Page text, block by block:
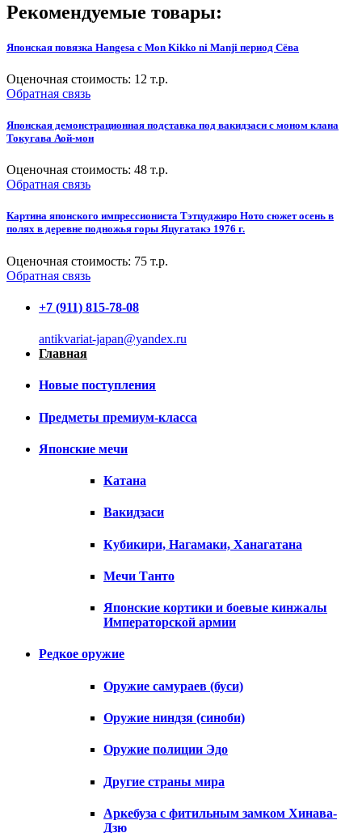
Рекомендуемые товары:
Японская повязка Hangesa с Mon Kikko ni Manji период Сёва
Оценочная стоимость: 12 т.р.
Обратная связь
Японская демонстрационная подставка под вакидзаси с моном клана
Токугава Аой-мон
Оценочная стоимость: 48 т.р.
Обратная связь
Картина японского импрессиониста Тэтцуджиро Ното сюжет осень в
полях в деревне подножья горы Яцугатакэ 1976 г.
Оценочная стоимость: 75 т.р.
Обратная связь
+7 (911) 815-78-08
antikvariat-japan@yandex.ru
Главная
Новые поступления
Предметы премиум-класса
Японские мечи
Катана
Вакидзаси
Кубикири, Нагамаки, Ханагатана
Мечи Танто
Японские кортики и боевые кинжалы
Императорской армии
Редкое оружие
Оружие самураев (буси)
Оружие ниндзя (синоби)
Оружие полиции Эдо
Другие страны мира
Аркебуза с фитильным замком Хинава-
Дзю